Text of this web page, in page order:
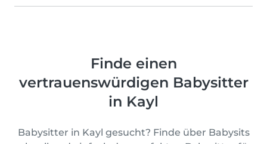
Finde einen
vertrauenswürdigen Babysitter
in Kayl
Babysitter in Kayl gesucht? Finde über Babysits